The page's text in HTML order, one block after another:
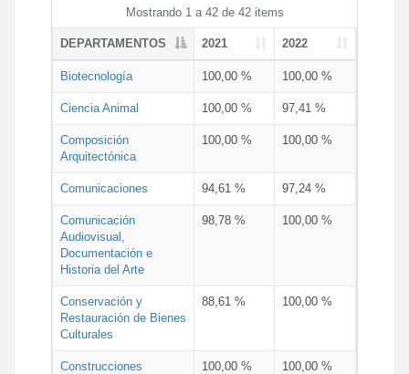
Mostrando 1 a 42 de 42 items
DEPARTAMENTOS 2021 2022
Biotecnología 100,00 % 100,00 %
Ciencia Animal 100,00 % 97,41 %
Composición
Arquitectónica
100,00 % 100,00 %
Comunicaciones 94,61 % 97,24 %
Comunicación
Audiovisual,
Documentación e
Historia del Arte
98,78 % 100,00 %
Conservación y
Restauración de Bienes
Culturales
88,61 % 100,00 %
Construcciones
100,00 % 100,00 %